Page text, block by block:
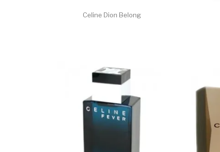
Celine Dion Belong